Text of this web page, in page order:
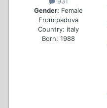
Gender: Female
From:padova
Country: italy
Born: 1988